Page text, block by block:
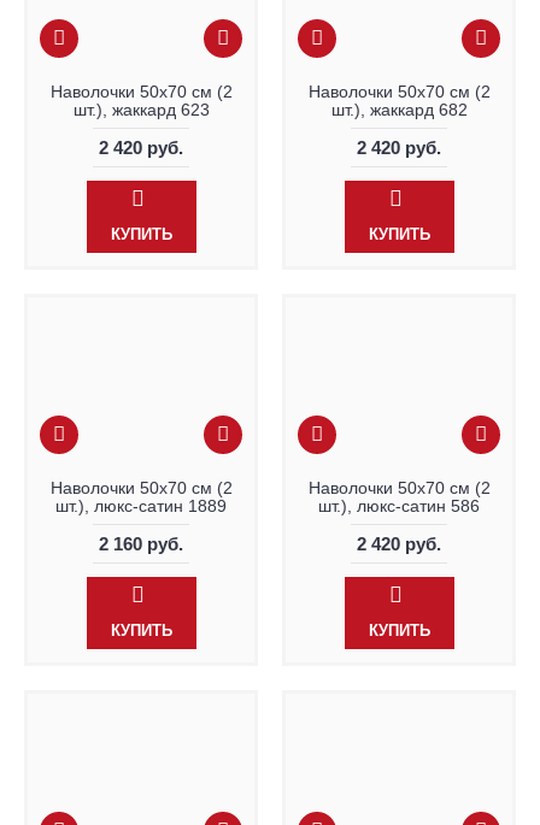
Наволочки 50х70 см (2
шт.), жаккард 623
2 420 руб.
КУПИТЬ
Наволочки 50х70 см (2
шт.), жаккард 682
2 420 руб.
КУПИТЬ
Наволочки 50х70 см (2
шт.), люкс-сатин 1889
2 160 руб.
КУПИТЬ
Наволочки 50х70 см (2
шт.), люкс-сатин 586
2 420 руб.
КУПИТЬ